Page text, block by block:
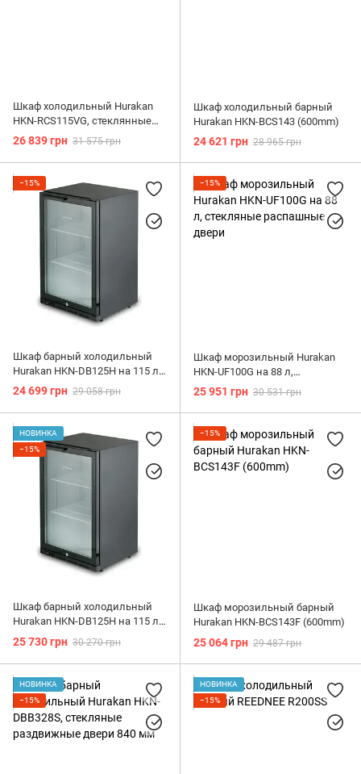
Шкаф холодильный Hurakan
HKN-RCS115VG, стеклянные
распашные двери
26 839 грн 31 575 грн
Шкаф холодильный барный
Hurakan HKN-BCS143 (600mm)
24 621 грн 28 965 грн
−15%
Шкаф барный холодильный
Hurakan HKN-DB125H на 115 л,
стеклянные распашные двери
24 699 грн 29 058 грн
−15%
Шкаф морозильный Hurakan
HKN-UF100G на 88 л,
стекляные распашные двери
25 951 грн 30 531 грн
НОВИНКА
−15%
Шкаф барный холодильный
Hurakan HKN-DB125H на 115 л,
стеклянные распашные двери
25 730 грн 30 270 грн
−15%
Шкаф морозильный барный
Hurakan HKN-BCS143F (600mm)
25 064 грн 29 487 грн
НОВИНКА
−15%
НОВИНКА
−15%